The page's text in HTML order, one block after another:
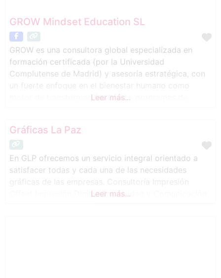
GROW Mindset Education SL
GROW es una consultora global especializada en
formación certificada (por la Universidad
Complutense de Madrid) y asesoría estratégica, con
un fuerte enfoque en el bienestar humano como
motor de transformación. Ofrece programas de
personalizada dirigida a mejorar la cultura
organizacional y promover un liderazgo consciente.
GROW
Leer más...
Gráficas La Paz
En GLP ofrecemos un servicio integral orientado a
satisfacer todas y cada una de las necesidades
gráficas de las empresas. Consultoría Impresión
Offset Impresión Digital Creatividad y Comunicación
Leer más...